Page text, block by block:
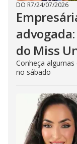
DO R7/24/07/2026
do Miss
Conheça
no sábado